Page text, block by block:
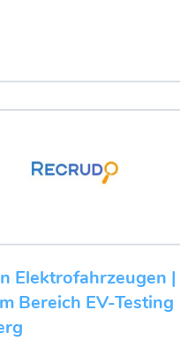
Elektrofahrzeugen |
Bereich EV-